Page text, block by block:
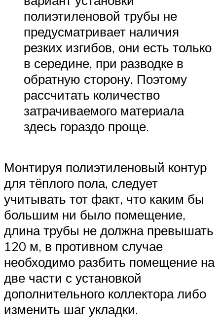
полиэтиленовой трубы не
предусматривает наличия
резких изгибов, они есть только
в середине, при разводке в
обратную сторону. Поэтому
рассчитать количество
затрачиваемого материала
здесь гораздо проще.
Монтируя полиэтиленовый контур
для тёплого пола, следует
учитывать тот факт, что каким бы
большим ни было помещение,
длина трубы не должна превышать
120 м, в противном случае
необходимо разбить помещение на
две части с установкой
дополнительного коллектора либо
изменить шаг укладки.